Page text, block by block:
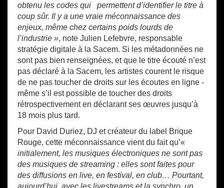
obtenu les codes qui permettent d’identifier le titre à
coup sûr. Il y a une vraie méconnaissance des
enjeux, même chez certains poids lourds de
l’industrie », note Julien Lefebvre, responsable
stratégie digitale à la Sacem. Si les métadonnées ne
sont pas bien renseignées, et que le titre écouté n’est
pas déclaré à la Sacem, les artistes courent le risque
de ne pas toucher de droits sur les écoutes en ligne -
même s’il est possible de toucher des droits
rétrospectivement en déclarant ses œuvres jusqu’à
18 mois plus tard.
Pour David Duriez, DJ et créateur du label Brique
Rouge, cette méconnaissance vient du fait qu’«
initialement, les musiques électroniques ne sont pas
des musiques de streaming : elles sont faites pour
des diffusions en live, en festival, en club… Pourtant,
aujourd’hui, avec les livestreams et la synchro, un